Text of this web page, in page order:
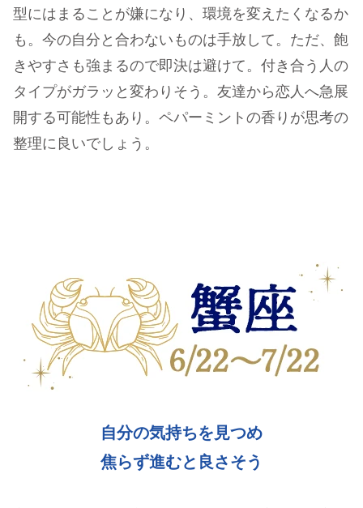
型にはまることが嫌になり、環境を変えたくなるか
も。今の自分と合わないものは手放して。ただ、飽
きやすさも強まるので即決は避けて。付き合う人の
タイプがガラッと変わりそう。友達から恋人へ急展
開する可能性もあり。ペパーミントの香りが思考の
整理に良いでしょう。
自分の気持ちを見つめ
焦らず進むと良さそう